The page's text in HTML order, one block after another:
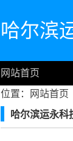
哈尔滨
网站首页
位置：
网站首页
哈尔滨运永科